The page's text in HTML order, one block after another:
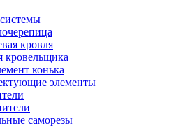
кровля
кровельщика
конька
элементы
саморезы